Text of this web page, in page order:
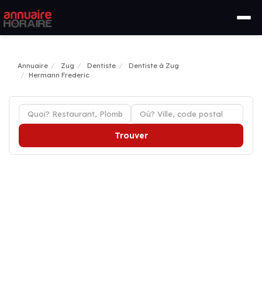
Annuaire Zug Dentiste
Dentiste à Zug
Hermann Frederic
Trouver